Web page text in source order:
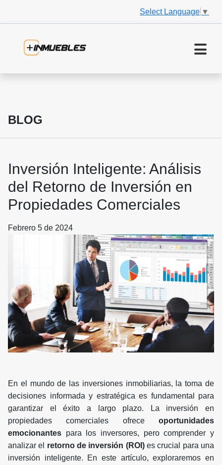
Select Language ▼
BLOG
Inversión Inteligente: Análisis
del Retorno de Inversión en
Propiedades Comerciales
Febrero 5 de 2024
En el mundo de las inversiones inmobiliarias, la toma de
decisiones informada y estratégica es fundamental para
garantizar el éxito a largo plazo. La inversión en
propiedades comerciales ofrece oportunidades
emocionantes para los inversores, pero comprender y
analizar el retorno de inversión (ROI)es crucial para una
inversión inteligente. En este artículo, exploraremos en